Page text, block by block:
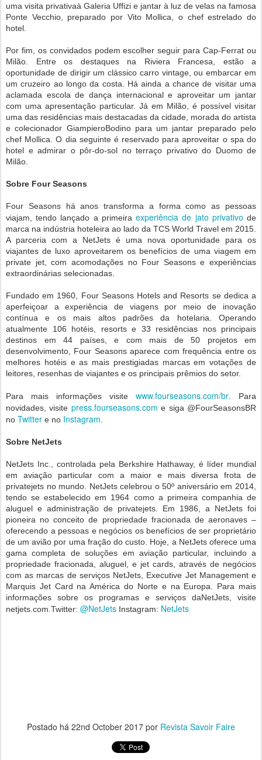
uma visita privativaà Galeria Uffizi e jantar à luz de velas na famosa
Ponte Vecchio, preparado por Vito Mollica, o chef estrelado do
hotel.
Por fim, os convidados podem escolher seguir para Cap-Ferrat ou
Milão. Entre os destaques na Riviera Francesa, estão a
oportunidade de dirigir um clássico carro vintage, ou embarcar em
um cruzeiro ao longo da costa. Há ainda a chance de visitar uma
aclamada escola de dança internacional e aproveitar um jantar
com uma apresentação particular. Já em Milão, é possível visitar
uma das residências mais destacadas da cidade, morada do artista
e colecionador GiampieroBodino para um jantar preparado pelo
chef Mollica. O dia seguinte é reservado para aproveitar o spa do
hotel e admirar o pôr-do-sol no terraço privativo do Duomo de
Milão.
Sobre Four Seasons
Four Seasons há anos transforma a forma como as pessoas
viajam, tendo lançado a primeiraexperiência de jato privativo de
marca na indústria hoteleira ao lado da TCS World Travel em 2015.
A parceria com a NetJets é uma nova oportunidade para os
viajantes de luxo aproveitarem os benefícios de uma viagem em
private jet, com acomodações no Four Seasons e experiências
extraordinárias selecionadas.
Fundado em 1960, Four Seasons Hotels and Resorts se dedica a
aperfeiçoar a experiência de viagens por meio de inovação
contínua e os mais altos padrões da hotelaria. Operando
atualmente 106 hotéis, resorts e 33 residências nos principais
destinos em 44 países, e com mais de 50 projetos em
desenvolvimento, Four Seasons aparece com frequência entre os
melhores hotéis e as mais prestigiadas marcas em votações de
leitores, resenhas de viajantes e os principais prêmios do setor.
Para mais informações visite www.fourseasons.com/br . Para
novidades, visite press.fourseasons.com e siga @FourSeasonsBR
no Twitter e no Instagram
Sobre NetJets
NetJets Inc., controlada pela Berkshire Hathaway, é líder mundial
em aviação particular com a maior e mais diversa frota de
privatejets no mundo. NetJets celebrou o 50º aniversário em 2014,
tendo se estabelecido em 1964 como a primeira companhia de
aluguel e administração de privatejets. Em 1986, a NetJets foi
pioneira no conceito de propriedade fracionada de aeronaves –
oferecendo a pessoas e negócios os benefícios de ser proprietário
de um avião por uma fração do custo. Hoje, a NetJets oferece uma
gama completa de soluções em aviação particular, incluindo a
propriedade fracionada, aluguel, e jet cards, através de negócios
com as marcas de serviços NetJets, Executive Jet Management e
Marquis Jet Card na América do Norte e na Europa. Para mais
informações sobre os programas e serviços daNetJets, visite
netjets.com.Twitter: @NetJets Instagram: NetJets
Postado há 22nd October 2017 por Revista Savoir Faire